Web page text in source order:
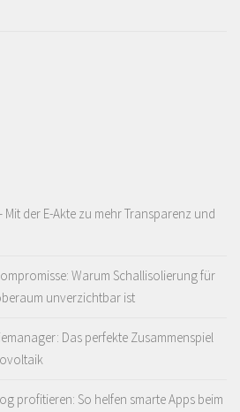
der E-Akte zu mehr Transparenz und
Warum Schallisolierung für
unverzichtbar ist
Das perfekte Zusammenspiel
profitieren: So helfen smarte Apps beim